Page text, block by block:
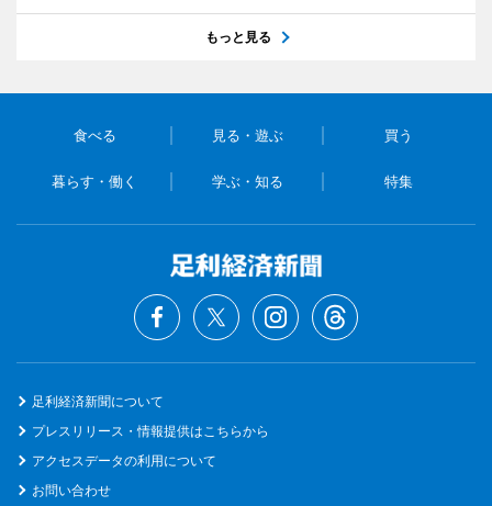
もっと見る
食べる 見る・遊ぶ 買う
暮らす・働く 学ぶ・知る 特集
足利経済新聞について
プレスリリース・情報提供はこちらから
アクセスデータの利用について
お問い合わせ